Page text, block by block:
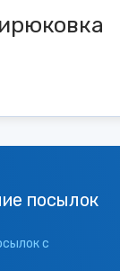
посылок
с